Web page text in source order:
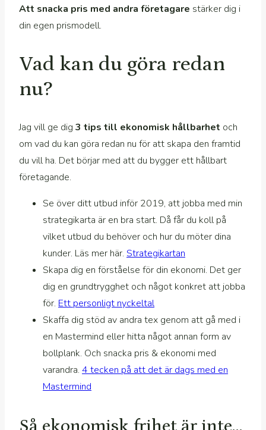
Att snacka pris med andra företagare stärker dig i
din egen prismodell.
Vad kan du göra redan
nu?
Jag vill ge dig 3 tips till ekonomisk hållbarhet och
om vad du kan göra redan nu för att skapa den framtid
du vill ha. Det börjar med att du bygger ett hållbart
företagande.
Se över ditt utbud inför 2019, att jobba med min
strategikarta är en bra start. Då får du koll på
vilket utbud du behöver och hur du möter dina
kunder. Läs mer här. Strategikartan
Skapa dig en förståelse för din ekonomi. Det ger
dig en grundtrygghet och något konkret att jobba
för. Ett personligt nyckeltal
Skaffa dig stöd av andra tex genom att gå med i
en Mastermind eller hitta något annan form av
bollplank. Och snacka pris & ekonomi med
varandra. 4 tecken på att det är dags med en
Mastermind
Så ekonomisk frihet är inte…